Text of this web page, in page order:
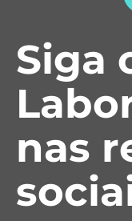
Siga
nas